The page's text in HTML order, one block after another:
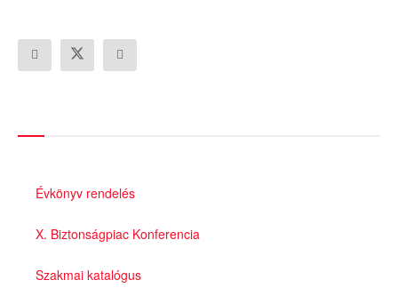
Évkönyv rendelés
X. Biztonságpiac Konferencia
Szakmai katalógus